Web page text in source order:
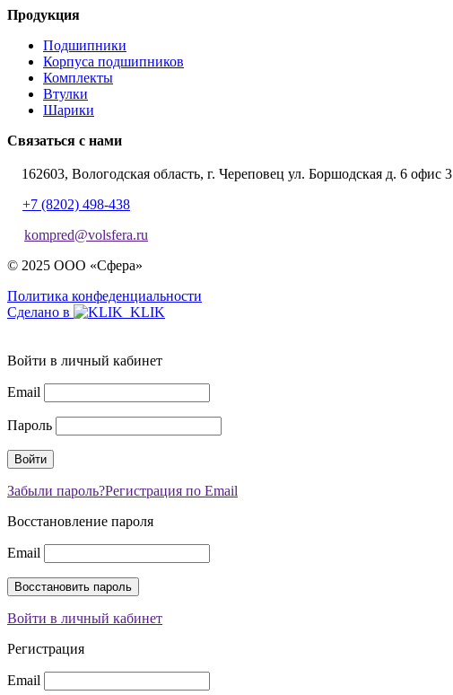
Продукция
Подшипники
Корпуса подшипников
Комплекты
Втулки
Шарики
Связаться с нами
162603, Вологодская область, г. Череповец ул. Боршодская д. 6 офис 3
+7 (8202) 498-438
kompred@volsfera.ru
© 2025 ООО «Сфера»
Политика конфеденциальности
Сделано в
Войти в личный кабинет
Email
Пароль
Забыли пароль?Регистрация по Email
Восстановление пароля
Email
Войти в личный кабинет
Регистрация
Email